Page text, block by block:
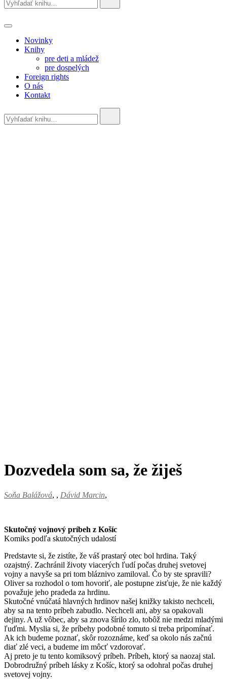
for:
Novinky
Knihy
pre deti a mládež
pre dospelých
Foreign rights
O nás
Kontakt
for:
Dozvedela som sa, že žiješ
Soňa Balážová, Dávid Marcin
Skutočný vojnový príbeh z Košíc
Komiks podľa skutočných udalostí
Predstavte si, že zistíte, že váš prastarý otec bol hrdina. Taký
ozajstný. Zachránil životy viacerých ľudí počas druhej svetovej
vojny a navyše sa pri tom bláznivo zamiloval. Čo by ste spravili?
Oliver sa rozhodol o tom hovoriť, ale postupne zisťuje, že nie každý
považuje jeho pradeda za hrdinu.
Skutočné vnúčatá hlavných hrdinov našej knižky takisto nechceli,
aby sa na tento príbeh zabudlo. Nechceli ani, aby sa opakovali
dejiny. A už vôbec, aby sa znova šírilo zlo, tobôž nie medzi mladými
ľuďmi. Myslia si, že príbehy podobné tomuto si treba pripomínať.
Ak ich budeme poznať, skôr rozoznáme, keď sa okolo nás začnú
diať zlé veci, a budeme im môcť vzdorovať.
Aj preto je tu tento komiksový príbeh. Príbeh, ktorý sa naozaj stal.
Dobrodružný príbeh lásky z Košíc, ktorý sa odohral počas druhej
svetovej vojny.